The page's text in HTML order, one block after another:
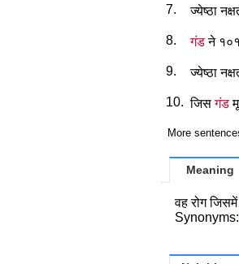
7. ज्येष्ठा
8. गंडने
9. ज्येष्ठा
10. जिसगंड
More
Meaning
वह रोग